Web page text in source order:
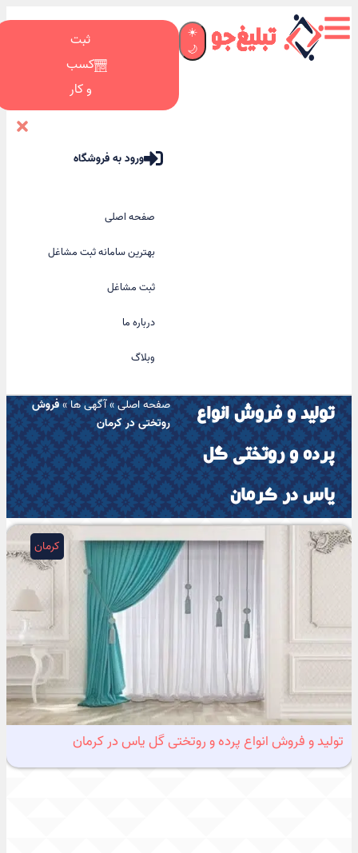
☀️
🌙
ثبت
کسب
و کار
ورود به فروشگاه
صفحه اصلی
بهترین سامانه ثبت مشاغل
ثبت مشاغل
درباره ما
وبلاگ
تولید و فروش انواع
پرده و روتختی گل
یاس در کرمان
صفحه اصلی»آگهی ها»فروش
روتختی در کرمان
کرمان
تولید و فروش انواع پرده و روتختی گل یاس در کرمان